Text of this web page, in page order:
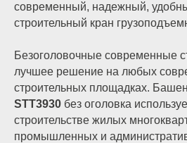
современный, надежный,
строительный кран
Безоголовочные современные
лучшее решение на любых
строительных площадках.
STT3930 без оголовка
строительстве жилых
промышленных и